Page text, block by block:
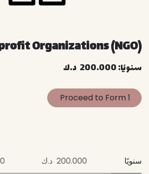
Organizations (NGO)
سنويًا: 200.000 د.ك
1 Proceed to Form
سنويًا 200.000 د.ك